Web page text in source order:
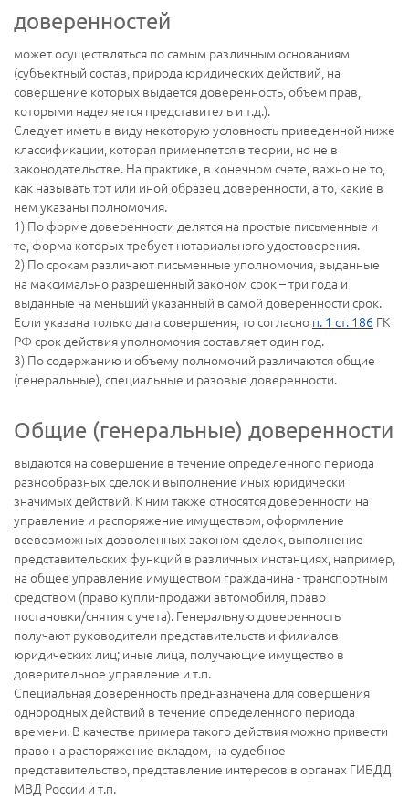
доверенностей
может осуществляться по самым различным основаниям
(субъектный состав, природа юридических действий, на
совершение которых выдается доверенность, объем прав,
которыми наделяется представитель и т.д.).
Следует иметь в виду некоторую условность приведенной ниже
классификации, которая применяется в теории, но не в
законодательстве. На практике, в конечном счете, важно не то,
как называть тот или иной образец доверенности, а то, какие в
нем указаны полномочия.
1) По форме доверенности делятся на простые письменные и
те, форма которых требует нотариального удостоверения.
2) По срокам различают письменные уполномочия, выданные
на максимально разрешенный законом срок – три года и
выданные на меньший указанный в самой доверенности срок.
Если указана только дата совершения, то согласно п. 1 ст. 186 ГК
РФ срок действия уполномочия составляет один год.
3) По содержанию и объему полномочий различаются общие
(генеральные), специальные и разовые доверенности.
Общие (генеральные) доверенности
выдаются на совершение в течение определенного периода
разнообразных сделок и выполнение иных юридически
значимых действий. К ним также относятся доверенности на
управление и распоряжение имуществом, оформление
всевозможных дозволенных законом сделок, выполнение
представительских функций в различных инстанциях, например,
на общее управление имуществом гражданина - транспортным
средством (право купли-продажи автомобиля, право
постановки/снятия с учета). Генеральную доверенность
получают руководители представительств и филиалов
юридических лиц; иные лица, получающие имущество в
доверительное управление и т.п.
Специальная доверенность предназначена для совершения
однородных действий в течение определенного периода
времени. В качестве примера такого действия можно привести
право на распоряжение вкладом, на судебное
представительство, представление интересов в органах ГИБДД
МВД России и т.п.